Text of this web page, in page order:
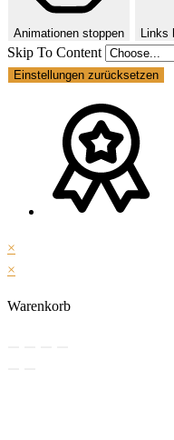
Animationen stoppen Links
Skip To Content
Einstellungen zurücksetzen
×
×
Warenkorb